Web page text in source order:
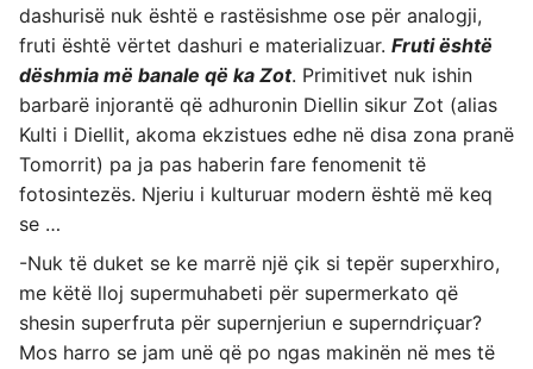
dashurisë nuk është e rastësishme ose për analogji,
fruti është vërtet dashuri e materializuar. Fruti është
dëshmia më banale që ka Zot. Primitivet nuk ishin
barbarë injorantë që adhuronin Diellin sikur Zot (alias
Kulti i Diellit, akoma ekzistues edhe në disa zona pranë
Tomorrit) pa ja pas haberin fare fenomenit të
fotosintezës. Njeriu i kulturuar modern është më keq
se …
-Nuk të duket se ke marrë një çik si tepër superxhiro,
me këtë lloj supermuhabeti për supermerkato që
shesin superfruta për supernjeriun e superndriçuar?
Mos harro se jam unë që po ngas makinën në mes të